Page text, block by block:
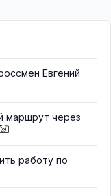
Евгений
маршрут через
работу по